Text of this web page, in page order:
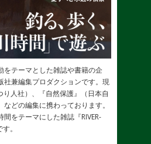
をテーマとした雑誌や書籍の企
社兼編集プロダクションです。現
り人社）、『自然保護』（日本自
どの編集に携わっております。
をテーマにした雑誌『RIVER-
。